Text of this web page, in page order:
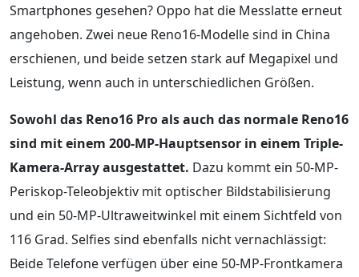
Smartphones gesehen? Oppo hat die Messlatte erneut
angehoben. Zwei neue Reno16-Modelle sind in China
erschienen, und beide setzen stark auf Megapixel und
Leistung, wenn auch in unterschiedlichen Größen.
Sowohl das Reno16 Pro als auch das normale Reno16
sind mit einem 200-MP-Hauptsensor in einem Triple-
Kamera-Array ausgestattet. Dazu kommt ein 50-MP-
Periskop-Teleobjektiv mit optischer Bildstabilisierung
und ein 50-MP-Ultraweitwinkel mit einem Sichtfeld von
116 Grad. Selfies sind ebenfalls nicht vernachlässigt:
Beide Telefone verfügen über eine 50-MP-Frontkamera